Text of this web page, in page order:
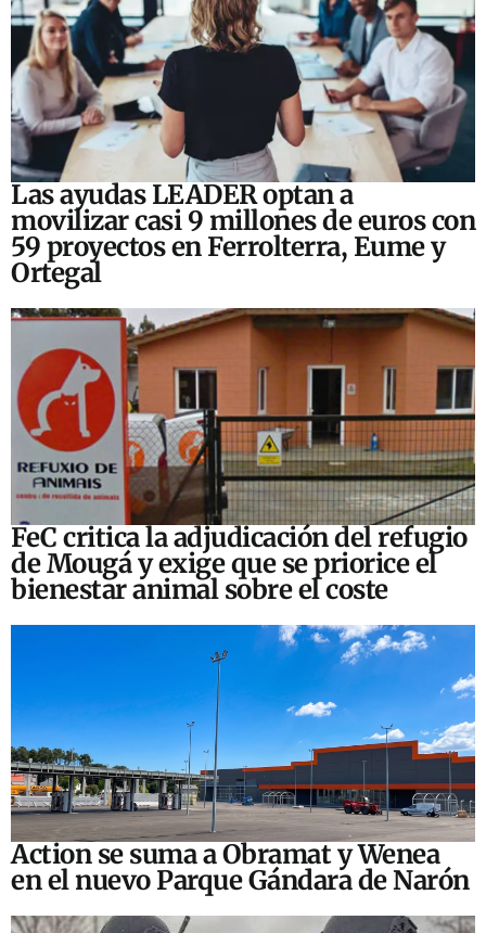
Las ayudas LEADER optan a
movilizar casi 9 millones de euros con
59 proyectos en Ferrolterra, Eume y
Ortegal
FeC critica la adjudicación del refugio
de Mougá y exige que se priorice el
bienestar animal sobre el coste
Action se suma a Obramat y Wenea
en el nuevo Parque Gándara de Narón